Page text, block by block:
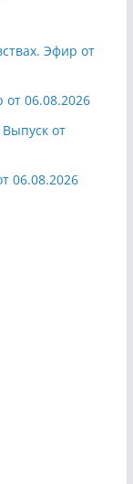
Эфир от
06.08.2026
от
06.08.2026